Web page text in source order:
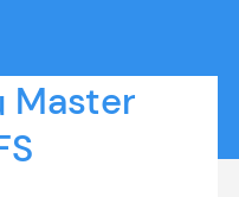
Master